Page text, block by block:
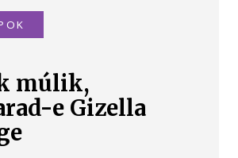
múlik,
e Gizella